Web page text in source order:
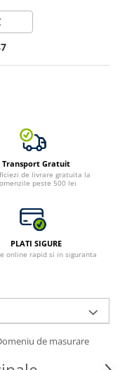
Transport Gratuit
de livrare gratuita la
peste 500 lei
PLATI SIGURE
online rapid si in siguranta
de masurare